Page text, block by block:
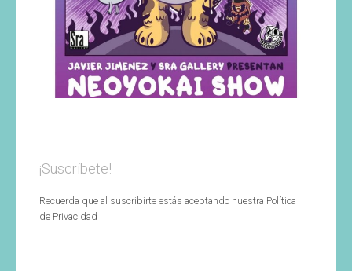
¡Suscríbete!
Recuerda que al suscribirte estás aceptando nuestra Política
de Privacidad